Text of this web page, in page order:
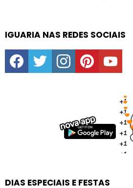
IGUARIA NAS REDES SOCIAIS
facebooktwitter instagrampinterestyoutube
DIAS ESPECIAIS E FESTAS